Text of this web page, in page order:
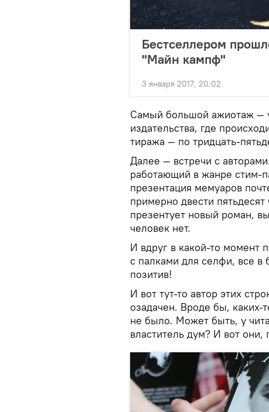
Бестселлером
"Майн кампф"
3 января 2017, 20:02
Самый большой ажиотаж —
издательства, где
тиража — по тридцать-
Далее — встречи с
работающий в жанре стим-
презентация мемуаров
примерно двести
презентует новый роман,
человек нет.
И вдруг в какой-то момент
с палками для селфи, все
позитив!
И вот тут-то автор этих
озадачен. Вроде бы, каких-
не было. Может быть, у
властитель дум? И вот